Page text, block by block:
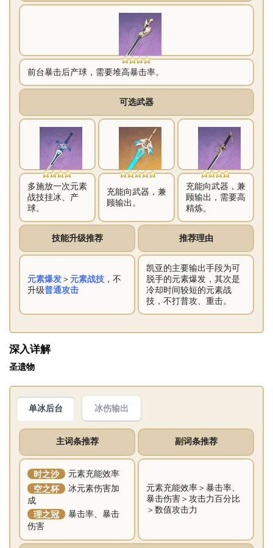
前台暴击后产球，需要堆高暴击率。
可选武器
多施放一次元素
战技挂冰、产
球。
充能向武器，兼
顾输出。
充能向武器，兼
顾输出，需要高
精炼。
技能升级推荐 推荐理由
元素爆发＞ 元素战技，不
升级普通攻击
凯亚的主要输出手段为可
脱手的元素爆发，其次是
冷却时间较短的元素战
技，不打普攻、重击。
深入详解
圣遗物
单冰后台 冰伤输出
主词条推荐 副词条推荐
时之沙
元素充能效率
空之杯
冰元素伤害加
成
理之冠
暴击率、暴击
伤害
元素充能效率＞暴击率、
暴击伤害＞攻击力百分比
＞数值攻击力